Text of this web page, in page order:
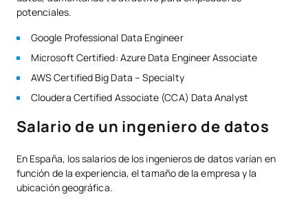
potenciales.
Google Professional Data Engineer
Microsoft Certified: Azure Data Engineer Associate
AWS Certified Big Data – Specialty
Cloudera Certified Associate (CCA) Data Analyst
Salario de un ingeniero de datos
En España, los salarios de los ingenieros de datos varían en
función de la experiencia, el tamaño de la empresa y la
ubicación geográfica.